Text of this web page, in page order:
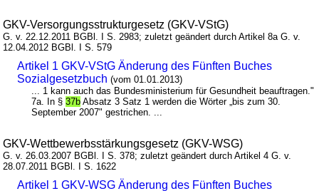
GKV-Versorgungsstrukturgesetz (GKV-VStG)
G. v. 22.12.2011 BGBl. I S. 2983; zuletzt geändert durch Artikel 8a G. v.
12.04.2012 BGBl. I S. 579
Artikel 1 GKV-VStG Änderung des Fünften Buches
Sozialgesetzbuch (vom 01.01.2013)
... 1 kann auch das Bundesministerium für Gesundheit beauftragen."
7a. In §37b Absatz 3 Satz 1 werden die Wörter „bis zum 30.
September 2007" gestrichen. ...
GKV-Wettbewerbsstärkungsgesetz (GKV-WSG)
G. v. 26.03.2007 BGBl. I S. 378; zuletzt geändert durch Artikel 4 G. v.
28.07.2011 BGBl. I S. 1622
Artikel 1 GKV-WSG Änderung des Fünften Buches